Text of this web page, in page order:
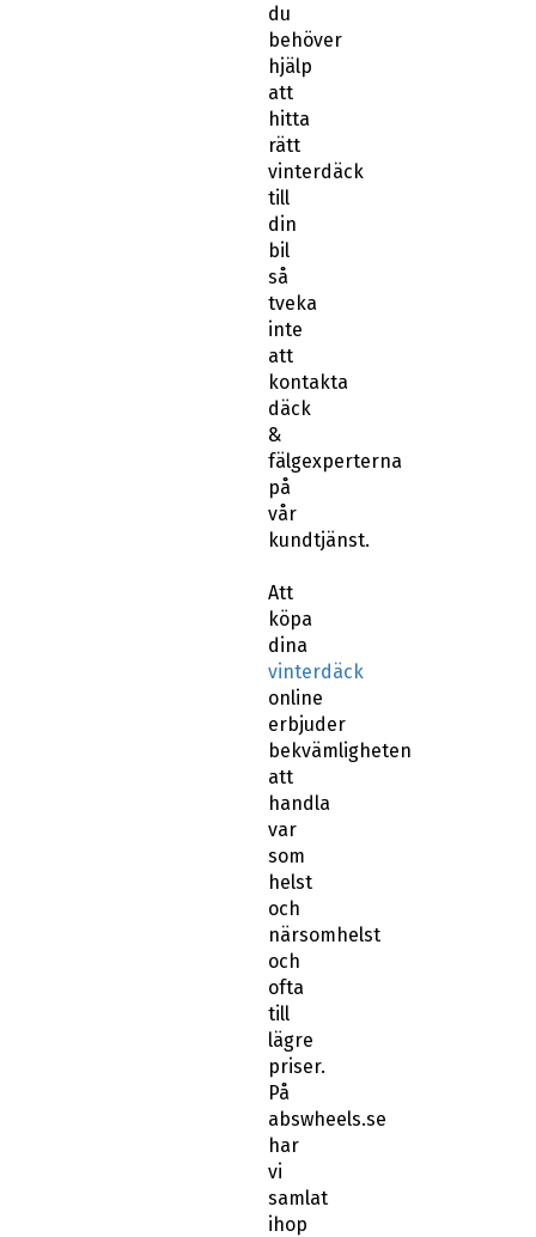
du
behöver
hjälp
att
hitta
rätt
vinterdäck
till
din
bil
så
tveka
inte
att
kontakta
däck
&
fälgexperterna
på
vår
kundtjänst.
Att
köpa
dina
vinterdäck
online
erbjuder
bekvämligheten
att
handla
var
som
helst
och
närsomhelst
och
ofta
till
lägre
priser.
På
abswheels.se
har
vi
samlat
ihop